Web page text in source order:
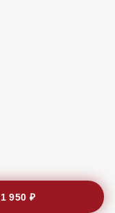
1 950 ₽